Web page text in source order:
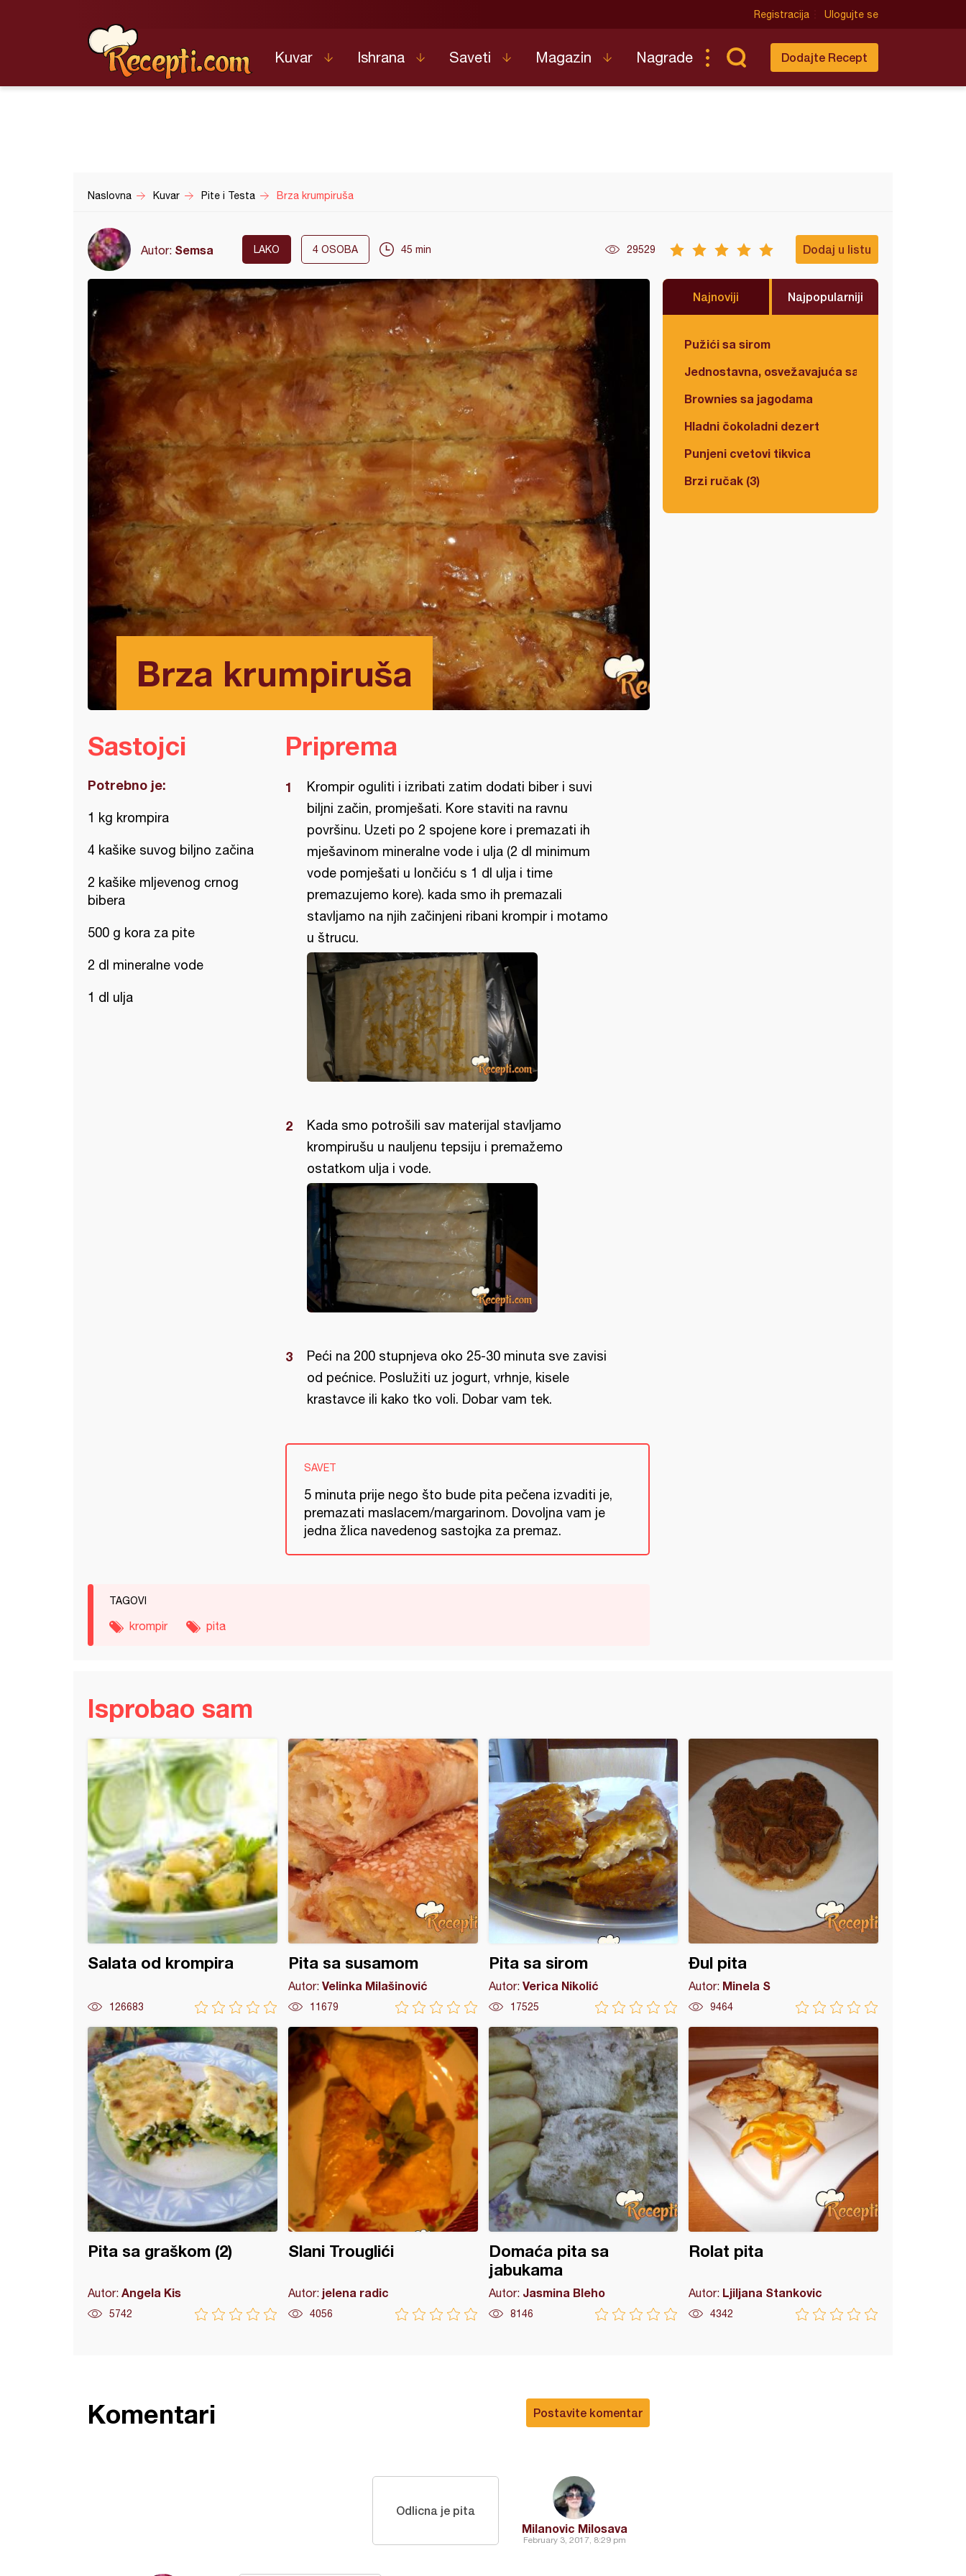
Registracija Ulogujte se
Kuvar Ishrana Saveti Magazin Nagrade Dodajte Recept
Naslovna Kuvar Pite i Testa Brza krumpiruša
Autor: Semsa LAKO 4 OSOBA 45 min 29529 Dodaj u listu
Brza krumpiruša
Najnoviji Najpopularniji
Pužići sa sirom
Jednostavna, osvežavajuća salata
Brownies sa jagodama
Hladni čokoladni dezert
Punjeni cvetovi tikvica
Brzi ručak (3)
Sastojci
Potrebno je:
1 kg krompira
4 kašike suvog biljno začina
2 kašike mljevenog crnog
bibera
500 g kora za pite
2 dl mineralne vode
1 dl ulja
Priprema
Krompir oguliti i izribati zatim dodati biber i suvi
biljni začin, promješati. Kore staviti na ravnu
površinu. Uzeti po 2 spojene kore i premazati ih
mješavinom mineralne vode i ulja (2 dl minimum
vode pomješati u lončiću s 1 dl ulja i time
premazujemo kore). kada smo ih premazali
stavljamo na njih začinjeni ribani krompir i motamo
u štrucu.
Kada smo potrošili sav materijal stavljamo
krompirušu u nauljenu tepsiju i premažemo
ostatkom ulja i vode.
Peći na 200 stupnjeva oko 25-30 minuta sve zavisi
od pećnice. Poslužiti uz jogurt, vrhnje, kisele
krastavce ili kako tko voli. Dobar vam tek.
SAVET
5 minuta prije nego što bude pita pečena izvaditi je,
premazati maslacem/margarinom. Dovoljna vam je
jedna žlica navedenog sastojka za premaz.
TAGOVI
krompir pita
Isprobao sam
Salata od krompira
126683
Pita sa susamom
Autor: Velinka Milašinović
11679
Pita sa sirom
Autor: Verica Nikolić
17525
Đul pita
Autor: Minela S
9464
Pita sa graškom (2)
Autor: Angela Kis
5742
Slani Trouglići
Autor: jelena radic
4056
Domaća pita sa
jabukama
Autor: Jasmina Bleho
8146
Rolat pita
Autor: Ljiljana Stankovic
4342
Postavite komentar
Komentari
Milanovic Milosava
February 3, 2017, 8:29 pm
Odlicna je pita